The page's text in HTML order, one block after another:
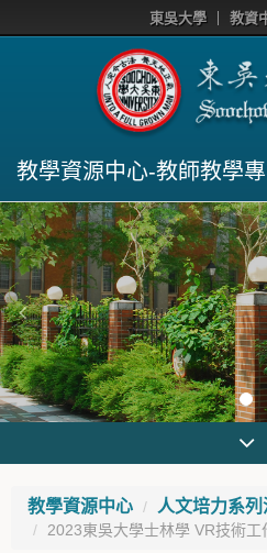
東吳大學 教資
教學資源中心-教師教學
教學資源中心 人文培力系列
2023東吳大學士林學 VR技術工